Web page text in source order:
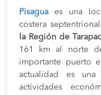
Pisagua es una
costera
la Región de
161 km al norte
importante puerto
actualidad es una
actividades